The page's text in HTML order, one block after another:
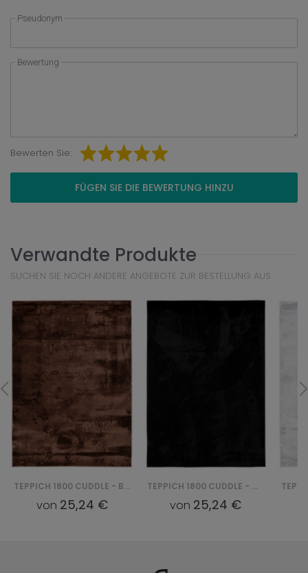
Pseudonym
Bewertung
Bewerten Sie:
FÜGEN SIE DIE BEWERTUNG HINZU
Verwandte Produkte
SUCHEN SIE NOCH ANDERE ANGEBOTE ZUR BESTELLUNG AUS
TEPPICH 1800 CUDDLE - BRĄZOWY
von 25,24 €
TEPPICH 1800 CUDDLE - CZARNY
von 25,24 €